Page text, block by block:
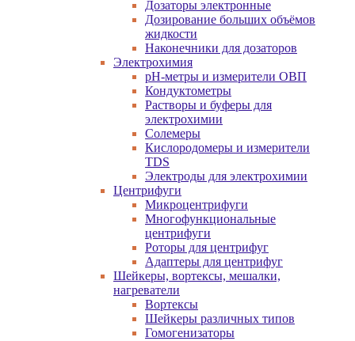
Дозаторы электронные
Дозирование больших объёмов
жидкости
Наконечники для дозаторов
Электрохимия
pH-метры и измерители ОВП
Кондуктометры
Растворы и буферы для
электрохимии
Солемеры
Кислородомеры и измерители
TDS
Электроды для электрохимии
Центрифуги
Микроцентрифуги
Многофункциональные
центрифуги
Роторы для центрифуг
Адаптеры для центрифуг
Шейкеры, вортексы, мешалки,
нагреватели
Вортексы
Шейкеры различных типов
Гомогенизаторы